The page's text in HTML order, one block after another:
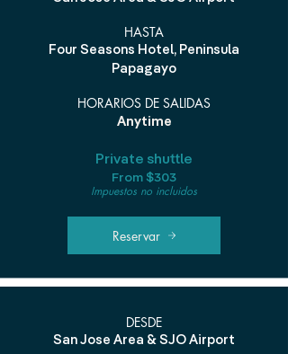
HASTA
Four Seasons Hotel, Peninsula
Papagayo
HORARIOS DE SALIDAS
Anytime
Private shuttle
From $303
Impuestos no incluidos
Reservar
DESDE
San Jose Area & SJO Airport